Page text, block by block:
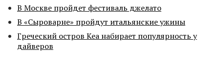
В Москве пройдет фестиваль джелато
В «Сыроварне» пройдут итальянские ужины
Греческий остров Кеа набирает популярность у
дайверов